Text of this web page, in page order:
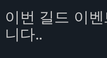
이번 길드 이
니다..